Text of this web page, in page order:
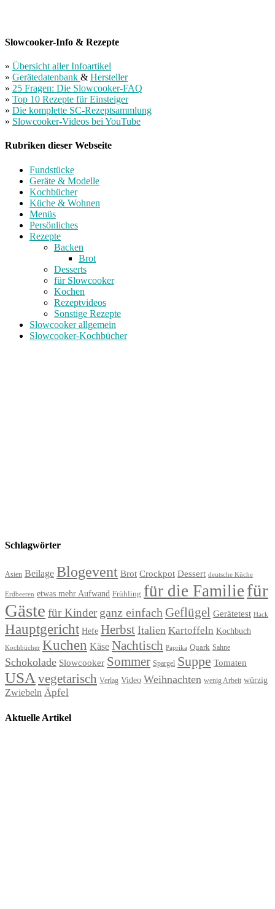
Slowcooker-Info & Rezepte
» Übersicht aller Infoartikel
» Gerätedatenbank & Hersteller
» 25 Fragen: Die Slowcooker-FAQ
» Top 10 Rezepte für Einsteiger
» Die komplette SC-Rezeptsammlung
» Slowcooker-Videos bei YouTube
Rubriken dieser Webseite
Fundstücke
Geräte & Modelle
Kochbücher
Küche & Wohnen
Menüs
Persönliches
Rezepte
Backen
Brot
Desserts
für Slowcooker
Kochen
Rezeptvideos
Sonstige Rezepte
Slowcooker allgemein
Slowcooker-Kochbücher
Schlagwörter
Asien Beilage Blogevent Brot Crockpot Dessert deutsche Küche
Erdbeeren etwas mehr Aufwand Frühling für die Familie für
Gäste für Kinder ganz einfach Geflügel Gerätetest Hack
Hauptgericht Hefe Herbst Italien Kartoffeln Kochbuch
Kochbücher Kuchen Käse Nachtisch Paprika Quark Sahne
Schokolade Slowcooker Sommer Spargel Suppe Tomaten
USA vegetarisch Verlag Video Weihnachten wenig Arbeit würzig
Zwiebeln Äpfel
Aktuelle Artikel